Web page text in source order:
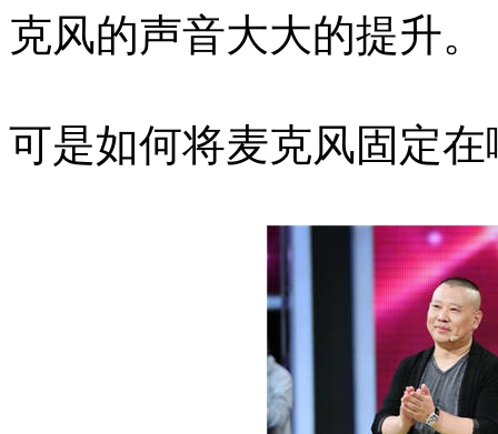
克风的声音大大的提升。
可是如何将麦克风固定